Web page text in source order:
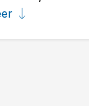
een